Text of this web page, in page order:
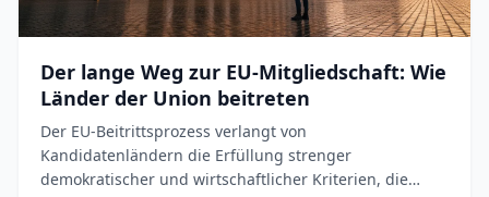
Der lange Weg zur EU-Mitgliedschaft: Wie
Länder der Union beitreten
Der EU-Beitrittsprozess verlangt von
Kandidatenländern die Erfüllung strenger
demokratischer und wirtschaftlicher Kriterien, die